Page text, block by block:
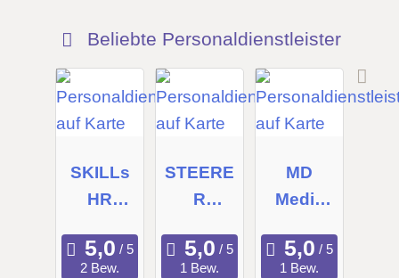
Beliebte Personaldienstleister
SKILLs
HR
GmbH
2 Bew.
STEERE
R
ng GmbH
1 Bew.
MD
Media
1 Bew.